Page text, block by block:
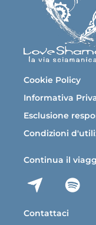
Cookie Policy
Informativa
Esclusione
Condizioni
Continua il
Contattaci